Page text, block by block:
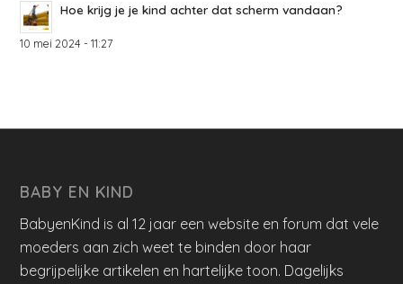
Hoe krijg je je kind achter dat scherm vandaan?
10 mei 2024 - 11:27
BABY EN KIND
BabyenKind is al 12 jaar een website en forum dat vele
moeders aan zich weet te binden door haar
begrijpelijke artikelen en hartelijke toon. Dagelijks